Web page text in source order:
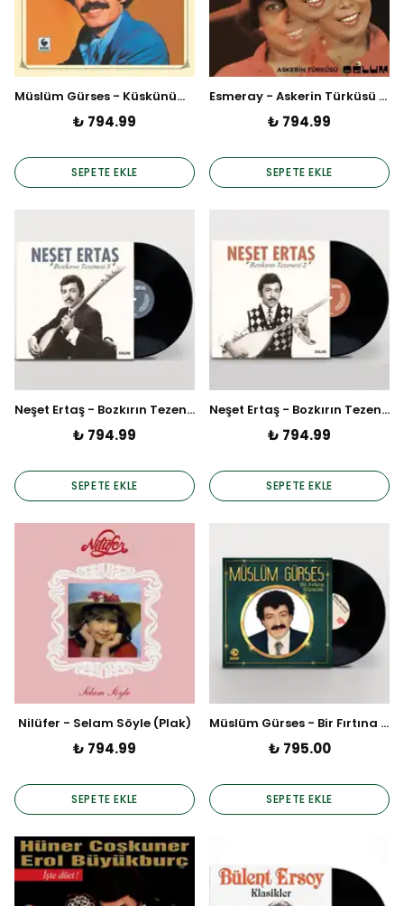
Müslüm Gürses - Küskünüm (Plak)
₺ 794.99
SEPETE EKLE
Esmeray - Askerin Türküsü / Oğlum (Plak)
₺ 794.99
SEPETE EKLE
Neşet Ertaş - Bozkırın Tezenisi Vol.3 (Plak)
₺ 794.99
SEPETE EKLE
Neşet Ertaş - Bozkırın Tezenisi Vol.2 (Plak)
₺ 794.99
SEPETE EKLE
Nilüfer - Selam Söyle (Plak)
₺ 794.99
SEPETE EKLE
Müslüm Gürses - Bir Fırtına Kopacak
₺ 795.00
SEPETE EKLE